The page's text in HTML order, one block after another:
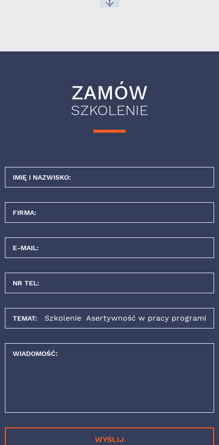
ZAMÓW
SZKOLENIE
IMIĘ I NAZWISKO:
FIRMA:
E-MAIL:
NR TEL:
TEMAT:
WIADOMOŚĆ:
WYŚLIJ